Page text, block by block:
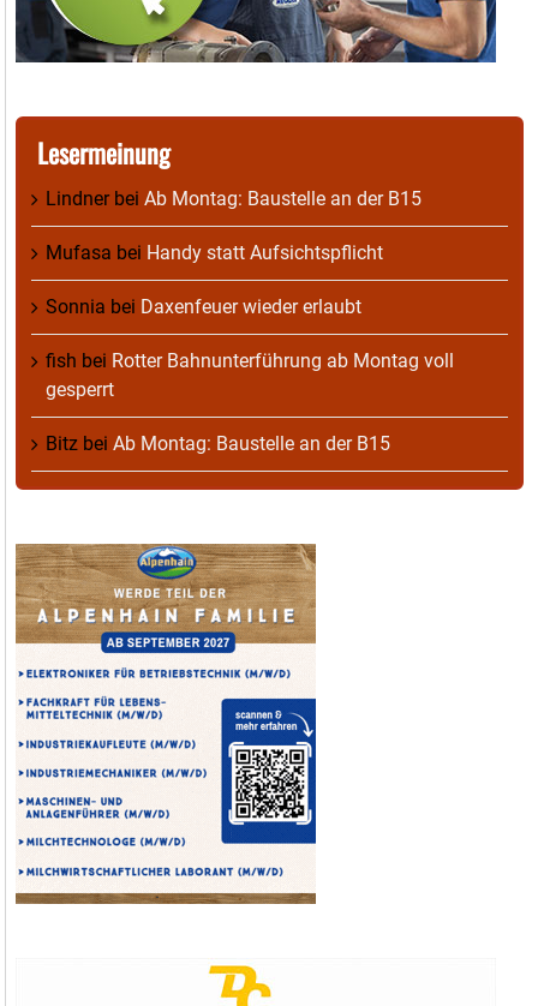
Lesermeinung
Lindnerbei Ab Montag: Baustelle an der B15
Mufasa bei Handy statt Aufsichtspflicht
Sonnia bei Daxenfeuer wieder erlaubt
fish bei Rotter Bahnunterführung ab Montag voll
gesperrt
Bitz bei Ab Montag: Baustelle an der B15